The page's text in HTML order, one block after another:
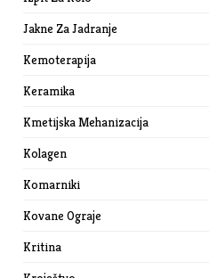
Jakne Za Jadranje
Kemoterapija
Keramika
Kmetijska Mehanizacija
Kolagen
Komarniki
Kovane Ograje
Kritina